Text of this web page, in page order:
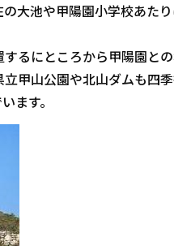
池や甲陽園小学校あた
にところから甲陽園との
山公園や北山ダムも四
ます。